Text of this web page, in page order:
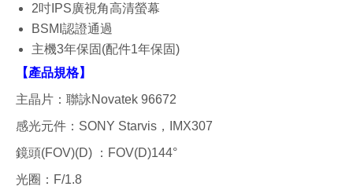
2吋IPS廣視角高清螢幕
BSMI認證通過
主機3年保固(配件1年保固)
【產品規格】
主晶片：聯詠Novatek 96672
感光元件：SONY Starvis，IMX307
鏡頭(FOV)(D) ：FOV(D)144°
光圈：F/1.8